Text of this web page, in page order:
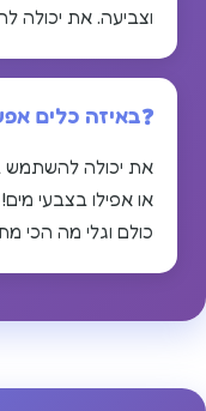
וצביעה. את יכולה
באיזה כלים
את יכולה להשתמש
או אפילו בצבעי
כולם וגלי מה הכי